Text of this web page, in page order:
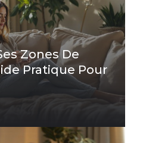
Zones De
Pratique Pour